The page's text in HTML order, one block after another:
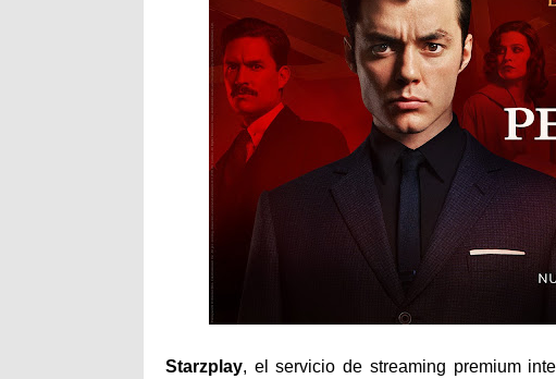
Starzplay, el servicio de streaming premium